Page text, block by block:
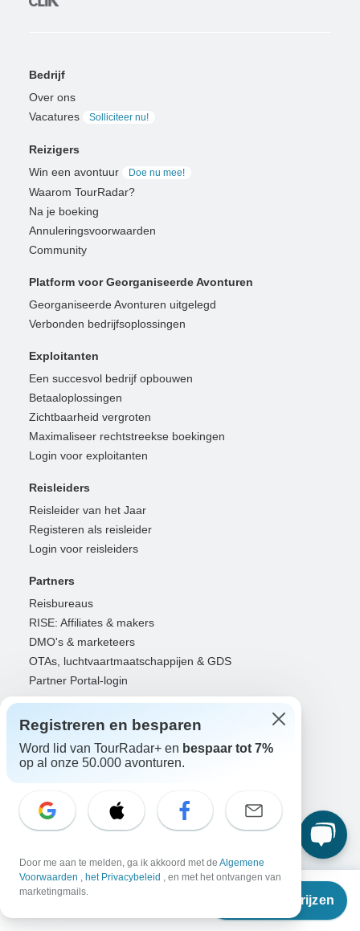
Vanaf
Reisdata & prijzen
Bedrijf
Over ons
Vacatures
Solliciteer nu!
Reizigers
Win een avontuur
Doe nu mee!
Waarom TourRadar?
Na je boeking
Annuleringsvoorwaarden
Community
Platform voor Georganiseerde Avonturen
Georganiseerde Avonturen uitgelegd
Verbonden bedrijfsoplossingen
Exploitanten
Een succesvol bedrijf opbouwen
Betaaloplossingen
Zichtbaarheid vergroten
Maximaliseer rechtstreekse boekingen
Login voor exploitanten
Reisleiders
Reisleider van het Jaar
Registeren als reisleider
Login voor reisleiders
Partners
Reisbureaus
RISE: Affiliates & makers
DMO's & marketeers
OTAs, luchtvaartmaatschappijen & GDS
Partner Portal-login
Neem contact met ons op
Klantenservice
Taal selecteren
Volg ons
Registreren en besparen
Word lid van TourRadar+ en bespaar tot 7%
op al onze 50.000 avonturen.
Door me aan te melden, ga ik akkoord met de Algemene
Voorwaarden , het Privacybeleid , en met het ontvangen van
marketingmails.